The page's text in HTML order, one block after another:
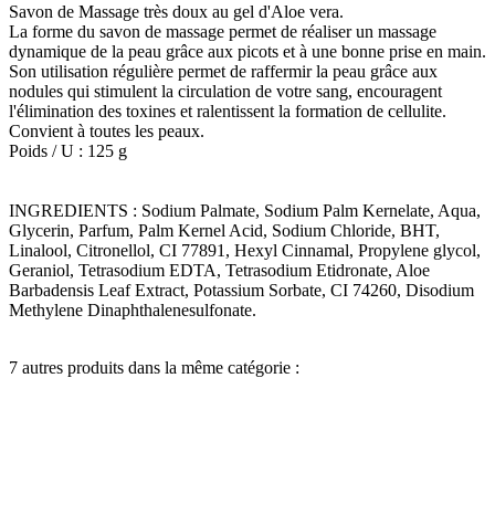
Savon de Massage très doux au gel d'Aloe vera.
La forme du savon de massage permet de réaliser un massage
dynamique de la peau grâce aux picots et à une bonne prise en main.
Son utilisation régulière permet de raffermir la peau grâce aux
nodules qui stimulent la circulation de votre sang, encouragent
l'élimination des toxines et ralentissent la formation de cellulite.
Convient à toutes les peaux.
Poids / U : 125 g
INGREDIENTS : Sodium Palmate, Sodium Palm Kernelate, Aqua,
Glycerin, Parfum, Palm Kernel Acid, Sodium Chloride, BHT,
Linalool, Citronellol, CI 77891, Hexyl Cinnamal, Propylene glycol,
Geraniol, Tetrasodium EDTA, Tetrasodium Etidronate, Aloe
Barbadensis Leaf Extract, Potassium Sorbate, CI 74260, Disodium
Methylene Dinaphthalenesulfonate.
7 autres produits dans la même catégorie :